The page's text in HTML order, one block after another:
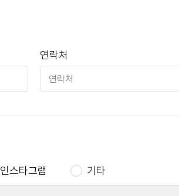
연락처
인스타그램 기타